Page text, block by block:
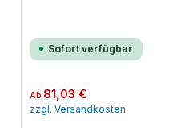
Sofort verfügbar
Regulärer Preis:
Ab 81,03 €
zzgl. Versandkosten